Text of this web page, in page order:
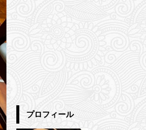
プロフィール